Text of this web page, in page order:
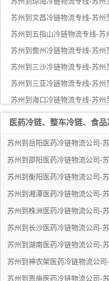
苏州到文昌冷链物流专线-苏州
苏州到五指山冷链物流专线-苏
公司
苏州到儋州冷链物流专线-苏州
苏州到三沙冷链物流专线-苏州
苏州到三亚冷链物流专线-苏州
苏州到海口冷链物流专线-苏州
苏州到海南冷链物流专线-苏州
苏州到崇左冷链物流专线-苏州
苏州到来宾冷链物流专线-苏州
苏州到河池冷链物流专线-苏州
苏州到贺州冷链物流专线-苏州
苏州到百色冷链物流专线-苏州
苏州到玉林冷链物流专线-苏州
苏州到贵港冷链物流专线-苏州
苏州到钦州冷链物流专线-苏州
苏州到防城港冷链物流专线-苏
医药冷链、整车冷链、食
苏州到岳阳医药冷链物流公司-
苏州到邵阳医药冷链物流公司-
苏州到衡阳医药冷链物流公司-
苏州到湘潭医药冷链物流公司-
苏州到株洲医药冷链物流公司-
苏州到长沙医药冷链物流公司-
苏州到湖南医药冷链物流公司-
苏州到神农架医药冷链物流公
苏州到恩施医药冷链物流公司-